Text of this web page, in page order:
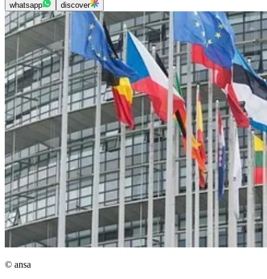
whatsapp discover
© ansa